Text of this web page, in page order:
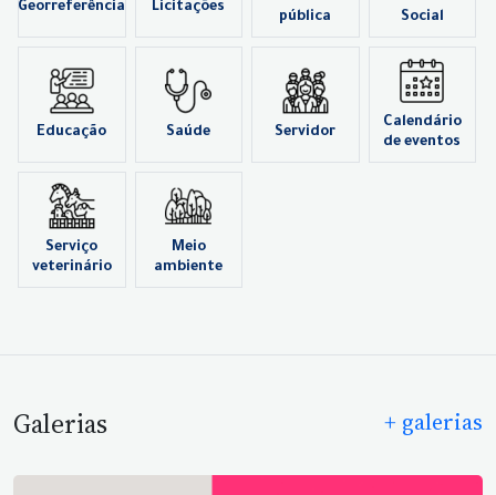
Georreferência Licitações
pública
Social
Educação Saúde Servidor
Calendário
de eventos
Serviço
veterinário
Meio
ambiente
Galerias + galerias